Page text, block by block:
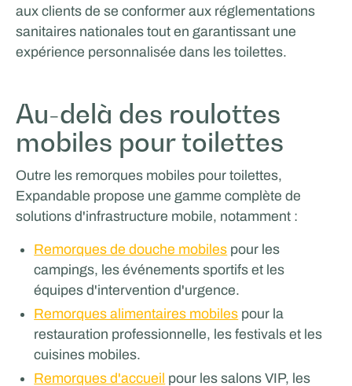
aux clients de se conformer aux réglementations
sanitaires nationales tout en garantissant une
expérience personnalisée dans les toilettes.
Au-delà des roulottes
mobiles pour toilettes
Outre les remorques mobiles pour toilettes,
Expandable propose une gamme complète de
solutions d'infrastructure mobile, notamment :
Remorques de douche mobiles pour les
campings, les événements sportifs et les
équipes d'intervention d'urgence.
Remorques alimentaires mobiles pour la
restauration professionnelle, les festivals et les
cuisines mobiles.
Remorques d'accueil pour les salons VIP, les